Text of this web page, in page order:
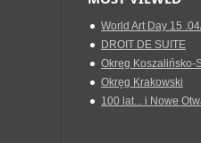
World Art Day 15
DROIT DE SUITE
Okreg Koszalińsko-
Okręg Krakowski
100 lat... i Nowe